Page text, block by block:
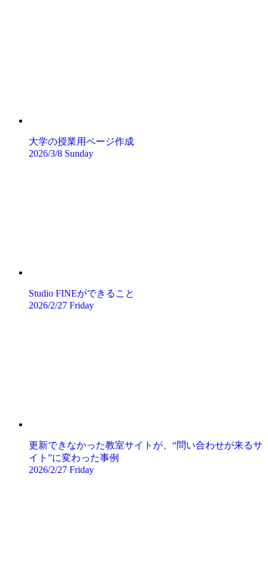
大学の授業用ページ作成
2026/3/8 Sunday
Studio FINEができること
2026/2/27 Friday
更新できなかった教室サイトが、“問い合わせが来るサ
イト”に変わった事例
2026/2/27 Friday